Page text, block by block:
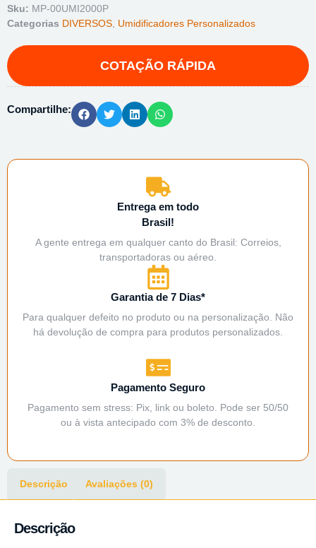
Sku: MP-00UMI2000P
Categorias DIVERSOS Umidificadores Personalizados
Compartilhe:
Entrega em todo
Brasil!
A gente entrega em qualquer canto do Brasil: Correios,
transportadoras ou aéreo.
Garantia de 7 Dias*
Para qualquer defeito no produto ou na personalização. Não
há devolução de compra para produtos personalizados.
Pagamento Seguro
Pagamento sem stress: Pix, link ou boleto. Pode ser 50/50
ou à vista antecipado com 3% de desconto.
Descrição Avaliações (0)
Descrição